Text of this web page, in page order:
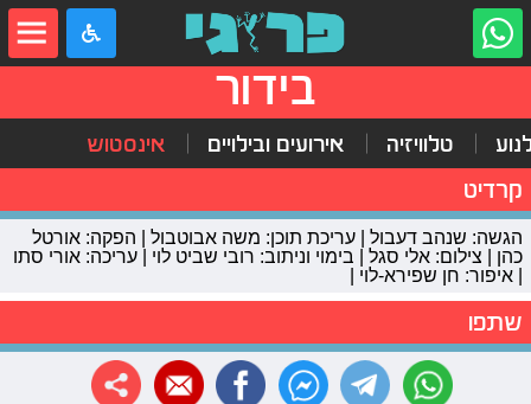
בידור
טלוויזיה אירועים ובילויים אינסטוש
קרדיט
הגשה: שנהב דעבול | עריכת תוכן: משה אבוטבול | הפקה: אורטל
כהן | צילום: אלי סגל | בימוי וניתוב: רובי שביט לוי | עריכה: אורי סתו
| איפור: חן שפירא-לוי |
שתפו